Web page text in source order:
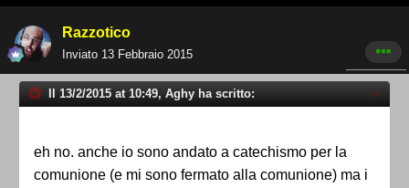
Razzotico
Inviato 13 Febbraio 2015
Il 13/2/2015 at 10:49, Aghy ha scritto:
eh no. anche io sono andato a catechismo per la
comunione (e mi sono fermato alla comunione) ma i